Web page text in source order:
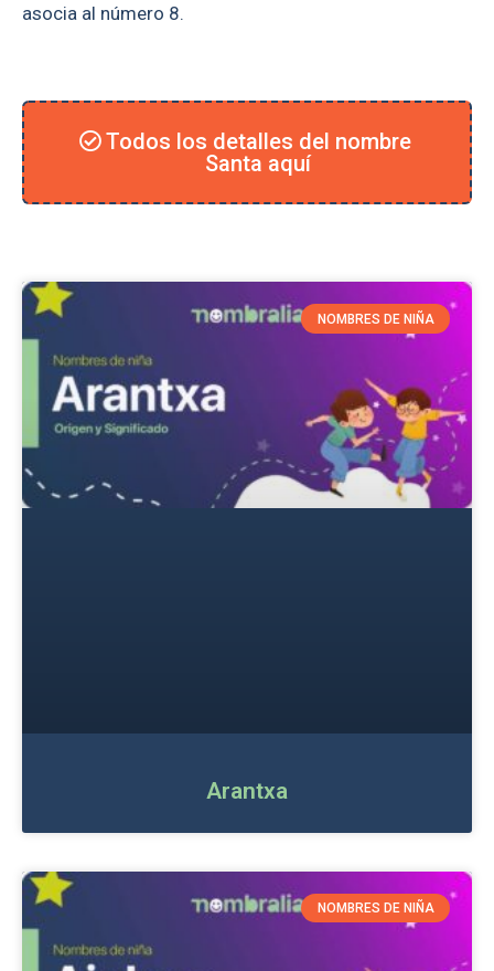
asocia al número 8.
Todos los detalles del nombre
Santa aquí
NOMBRES DE NIÑA
Arantxa
NOMBRES DE NIÑA